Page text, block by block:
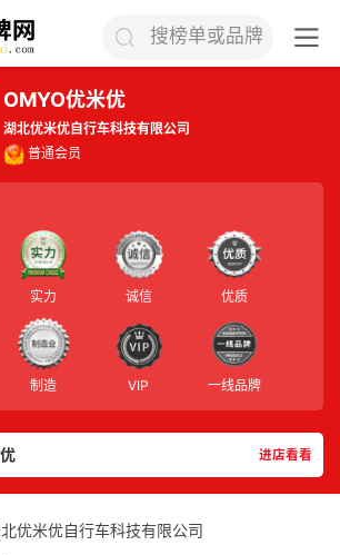
搜榜单或品牌
OMYO优米优
湖北优米优自行车科技有限公司
普通会员
实力 诚信 优质
制造 VIP 一线品牌
进店看看
优米优自行车科技有限公司